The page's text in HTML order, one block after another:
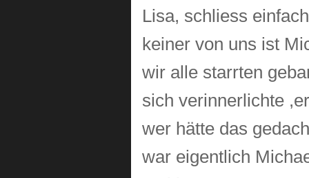
Lisa, schliess
keiner von uns ist
wir alle starrten
sich verinnerlichte
wer hätte das
war eigentlich